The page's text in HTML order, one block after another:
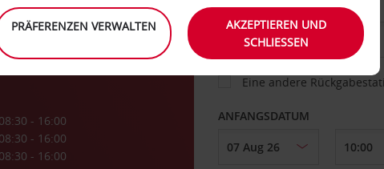
08:30 - 16:00
08:30 - 16:00
08:30 - 16:00
ABHOLEN VON
Eine andere
ANFANGSDATUM
PRÄFERENZEN VERWALTEN
AKZEPTIEREN UND
SCHLIESSEN